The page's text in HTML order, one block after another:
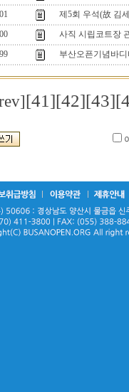
제5회 우석(故 김
사직 시립코트장
부산오픈기념바
[41][42][43]